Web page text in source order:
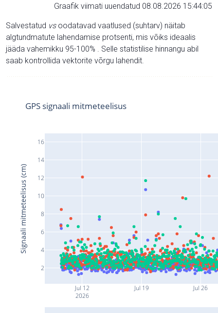
Graafik viimati uuendatud 08.08.2026 15:44:05
Salvestatud vsoodatavad vaatlused (suhtarv) näitab
algtundmatute lahendamise protsenti, mis võiks ideaalis
jääda vahemikku 95-100% . Selle statistilise hinnangu abil
saab kontrollida vektorite võrgu lahendit.
Jul 12
2026
Jul 19 Jul 26
2
4
6
8
10
12
14
16
GPS signaali mitmeteelisus
Signaali mitmeteelisus (cm)